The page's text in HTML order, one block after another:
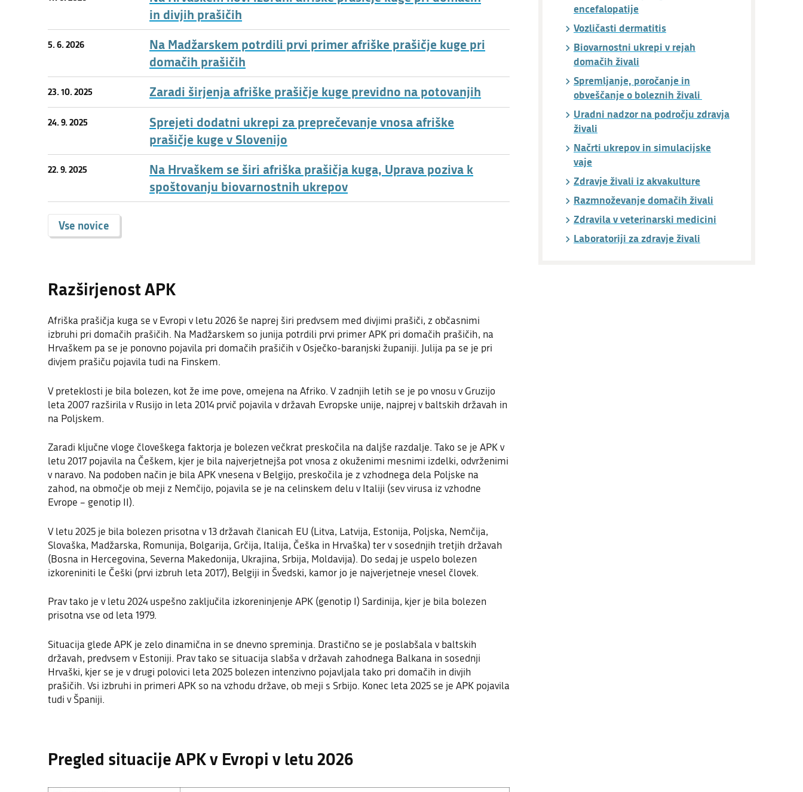
in divjih prašičih
5. 6. 2026
Na Madžarskem potrdili prvi primer afriške prašičje kuge pri
domačih prašičih
23. 10. 2025 Zaradi širjenja afriške prašičje kuge previdno na potovanjih
24. 9. 2025
Sprejeti dodatni ukrepi za preprečevanje vnosa afriške
prašičje kuge v Slovenijo
22. 9. 2025
Na Hrvaškem se širi afriška prašičja kuga, Uprava poziva k
spoštovanju biovarnostnih ukrepov
Vse novice
Razširjenost APK
Afriška prašičja kuga se v Evropi v letu 2026 še naprej širi predvsem med divjimi prašiči, z občasnimi
izbruhi pri domačih prašičih. Na Madžarskem so junija potrdili prvi primer APK pri domačih prašičih, na
Hrvaškem pa se je ponovno pojavila pri domačih prašičih v Osječko-baranjski županiji. Julija pa se je pri
divjem prašiču pojavila tudi na Finskem.
V preteklosti je bila bolezen, kot že ime pove, omejena na Afriko. V zadnjih letih se je po vnosu v Gruzijo
leta 2007 razširila v Rusijo in leta 2014 prvič pojavila v državah Evropske unije, najprej v baltskih državah in
na Poljskem.
Zaradi ključne vloge človeškega faktorja je bolezen večkrat preskočila na daljše razdalje. Tako se je APK v
letu 2017 pojavila na Češkem, kjer je bila najverjetnejša pot vnosa z okuženimi mesnimi izdelki, odvrženimi
v naravo. Na podoben način je bila APK vnesena v Belgijo, preskočila je z vzhodnega dela Poljske na
zahod, na območje ob meji z Nemčijo, pojavila se je na celinskem delu v Italiji (sev virusa iz vzhodne
Evrope – genotip II).
V letu 2025 je bila bolezen prisotna v 13 državah članicah EU (Litva, Latvija, Estonija, Poljska, Nemčija,
Slovaška, Madžarska, Romunija, Bolgarija, Grčija, Italija, Češka in Hrvaška) ter v sosednjih tretjih državah
(Bosna in Hercegovina, Severna Makedonija, Ukrajina, Srbija, Moldavija). Do sedaj je uspelo bolezen
izkoreniniti le Češki (prvi izbruh leta 2017), Belgiji in Švedski, kamor jo je najverjetneje vnesel človek.
Prav tako je v letu 2024 uspešno zaključila izkoreninjenje APK (genotip I) Sardinija, kjer je bila bolezen
prisotna vse od leta 1979.
Situacija glede APK je zelo dinamična in se dnevno spreminja. Drastično se je poslabšala v baltskih
državah, predvsem v Estoniji. Prav tako se situacija slabša v državah zahodnega Balkana in sosednji
Hrvaški, kjer se je v drugi polovici leta 2025 bolezen intenzivno pojavljala tako pri domačih in divjih
prašičih. Vsi izbruhi in primeri APK so na vzhodu države, ob meji s Srbijo. Konec leta 2025 se je APK pojavila
tudi v Španiji.
Pregled situacije APK v Evropi v letu 2026
encefalopatije
Vozličasti dermatitis
Biovarnostni ukrepi v rejah
domačih živali
Spremljanje, poročanje in
obveščanje o boleznih živali
Uradni nadzor na področju zdravja
živali
Načrti ukrepov in simulacijske
vaje
Zdravje živali iz akvakulture
Razmnoževanje domačih živali
Zdravila v veterinarski medicini
Laboratoriji za zdravje živali